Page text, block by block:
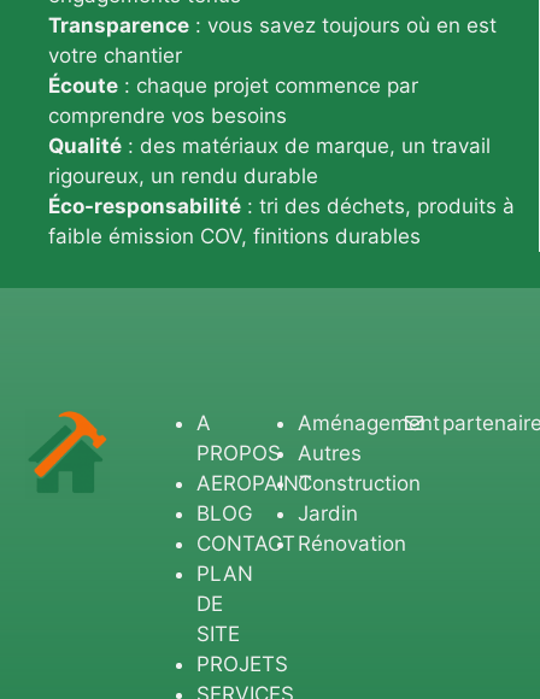
Transparence : vous savez toujours où en est
votre chantier
Écoute : chaque projet commence par
comprendre vos besoins
Qualité : des matériaux de marque, un travail
rigoureux, un rendu durable
Éco-responsabilité : tri des déchets, produits à
faible émission COV, finitions durables
A
PROPOS
AEROPAINT
BLOG
CONTACT
PLAN
DE
SITE
PROJETS
SERVICES
Aménagement
Autres
Construction
Jardin
Rénovation